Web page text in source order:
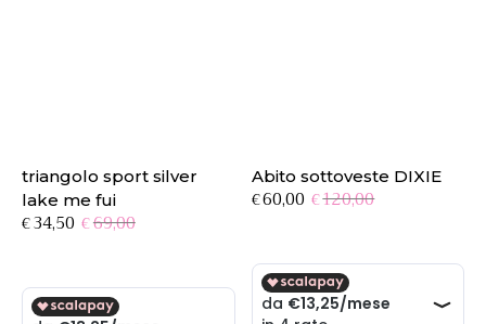
triangolo sport silver
lake me fui
€69,00
Il
era:
€69,00.
€34,50
Il
è:
€34,50.
Abito sottoveste DIXIE
€120,00
Il
era:
€120,00.
€60,00
Il
è:
€60,00.